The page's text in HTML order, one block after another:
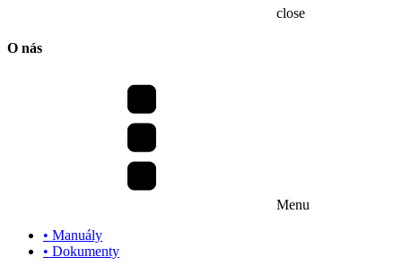
close
O nás
Menu
• Manuály
• Dokumenty